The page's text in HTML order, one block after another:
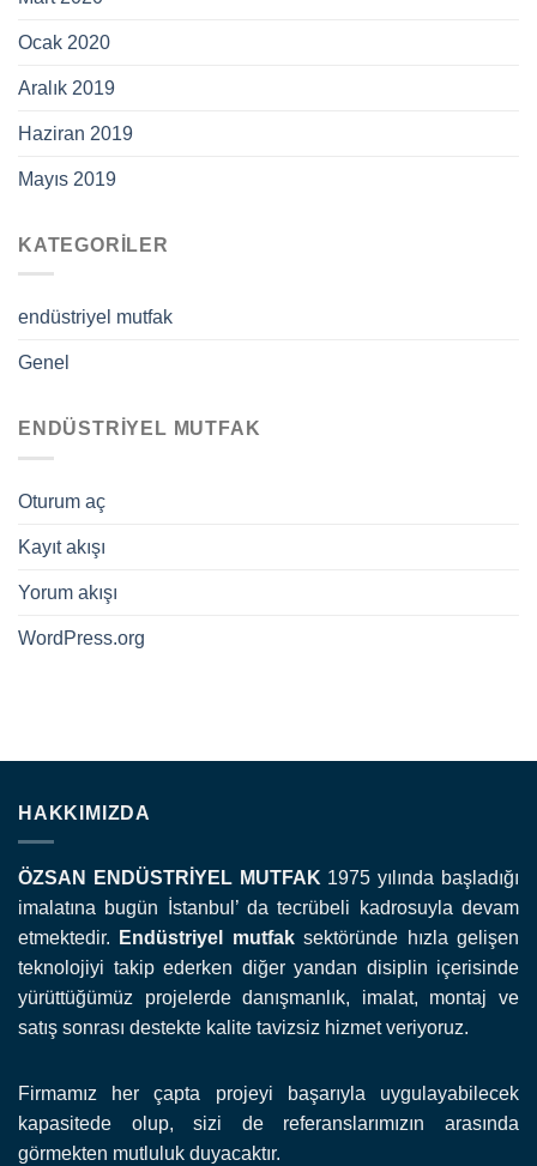
Ocak 2020
Aralık 2019
Haziran 2019
Mayıs 2019
KATEGORILER
endüstriyel mutfak
Genel
ENDÜSTRIYEL MUTFAK
Oturum aç
Kayıt akışı
Yorum akışı
WordPress.org
HAKKIMIZDA
ÖZSAN ENDÜSTRİYEL MUTFAK 1975 yılında başladığı
imalatına bugün İstanbul’ da tecrübeli kadrosuyla devam
etmektedir.
Endüstriyel mutfaksektöründe hızla gelişen
teknolojiyi takip ederken diğer yandan disiplin içerisinde
yürüttüğümüz projelerde danışmanlık, imalat, montaj ve
satış sonrası destekte kalite tavizsiz hizmet veriyoruz.
Firmamız her çapta projeyi başarıyla uygulayabilecek
kapasitede olup, sizi de referanslarımızın arasında
görmekten mutluluk duyacaktır.